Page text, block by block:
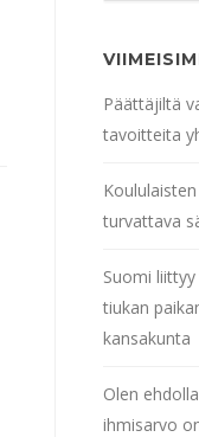
Päättäjiltä
tavoitteita
turvattava
Suomi
tiukan
kansakunta
Olen
ihmisarvo